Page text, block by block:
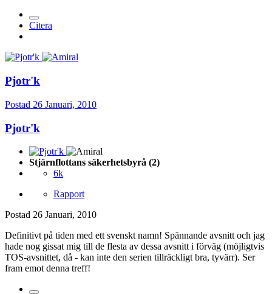
Citera
Pjotr'k
Postad 26 Januari, 2010
Pjotr'k
Stjärnflottans säkerhetsbyrå (2)
6k
Rapport
Postad 26 Januari, 2010
Definitivt på tiden med ett svenskt namn! Spännande avsnitt och jag
hade nog gissat mig till de flesta av dessa avsnitt i förväg (möjligtvis
TOS-avsnittet, då - kan inte den serien tillräckligt bra, tyvärr). Ser
fram emot denna treff!